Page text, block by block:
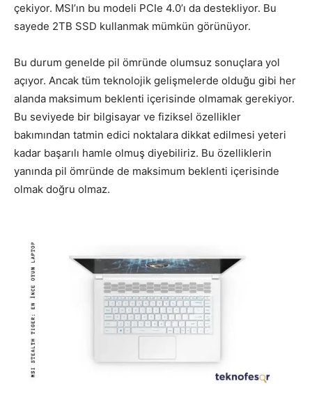
çekiyor. MSI’ın bu modeli PCIe 4.0’ı da destekliyor. Bu
sayede 2TB SSD kullanmak mümkün görünüyor.
Bu durum genelde pil ömründe olumsuz sonuçlara yol
açıyor. Ancak tüm teknolojik gelişmelerde olduğu gibi her
alanda maksimum beklenti içerisinde olmamak gerekiyor.
Bu seviyede bir bilgisayar ve fiziksel özellikler
bakımından tatmin edici noktalara dikkat edilmesi yeteri
kadar başarılı hamle olmuş diyebiliriz. Bu özelliklerin
yanında pil ömründe de maksimum beklenti içerisinde
olmak doğru olmaz.